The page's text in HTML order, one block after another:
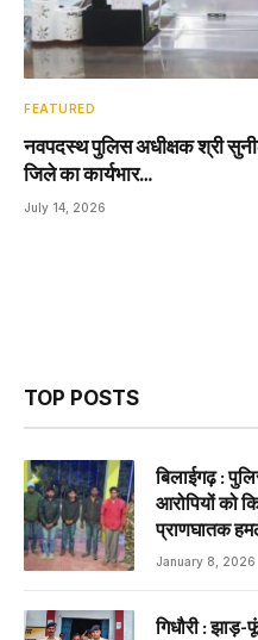
FEATURED
नवपदस्थ पुलिस अधीक्षक श्री
जिले का कार्यभार…
July 14, 2026
TOP POSTS
बिलाईगढ़ :
आरोपियों को
प्राणघातक
January 8, 2026
गिधौरी :